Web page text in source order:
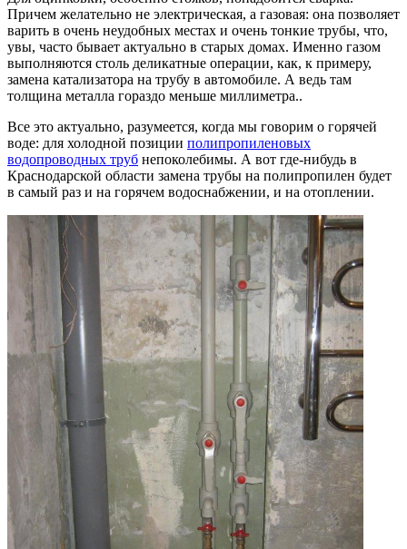
Причем желательно не электрическая, а газовая: она позволяет
варить в очень неудобных местах и очень тонкие трубы, что,
увы, часто бывает актуально в старых домах. Именно газом
выполняются столь деликатные операции, как, к примеру,
замена катализатора на трубу в автомобиле. А ведь там
толщина металла гораздо меньше миллиметра..
Все это актуально, разумеется, когда мы говорим о горячей
воде: для холодной позиции полипропиленовых
водопроводных труб непоколебимы. А вот где-нибудь в
Краснодарской области замена трубы на полипропилен будет
в самый раз и на горячем водоснабжении, и на отоплении.